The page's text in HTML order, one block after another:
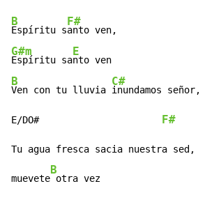
B
Espíritu s
F#
G#m
Espíritu sa
E
B
Ven con tu lluvia
C#
inundamos señor,
E/DO# F#
Tu agua fresca sacia nuestra sed,
muevete
B
otra vez